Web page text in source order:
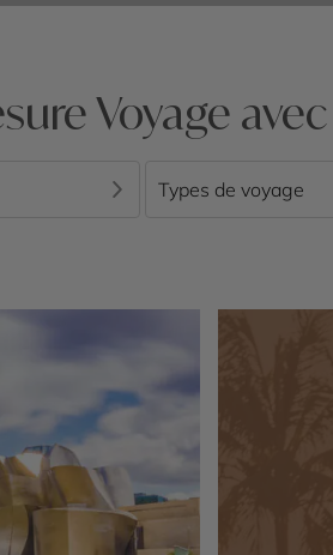
Voyage
Types de voyage